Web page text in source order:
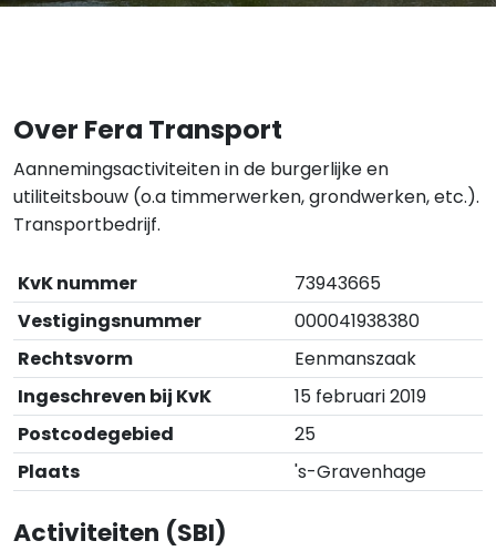
Over Fera Transport
Aannemingsactiviteiten in de burgerlijke en
utiliteitsbouw (o.a timmerwerken, grondwerken, etc.).
Transportbedrijf.
KvK nummer
73943665
Vestigingsnummer
000041938380
Rechtsvorm
Eenmanszaak
Ingeschreven bij KvK
15 februari 2019
Postcodegebied
25
Plaats
's-Gravenhage
Activiteiten (SBI)